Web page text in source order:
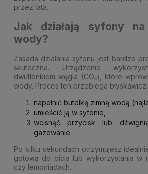
przez lata.
Jak działają syfony
wody?
Zasada działania syfonu jest bardzo
skuteczna. Urządzenie
dwutlenkiem węgla (CO₂), które
wody. Proces ten przebiega
napełnić butelkę zimną wodą
umieścić ją w syfonie,
wcisnąć przycisk lub
gazowanie.
Po kilku sekundach otrzymujesz
gotową do picia lub wykorzystania w
czy lemoniadach.